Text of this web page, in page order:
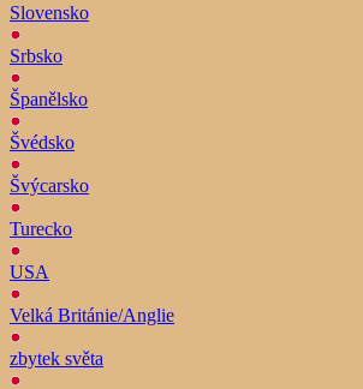
Slovensko
Srbsko
Španělsko
Švédsko
Švýcarsko
Turecko
USA
Velká Británie/Anglie
zbytek světa